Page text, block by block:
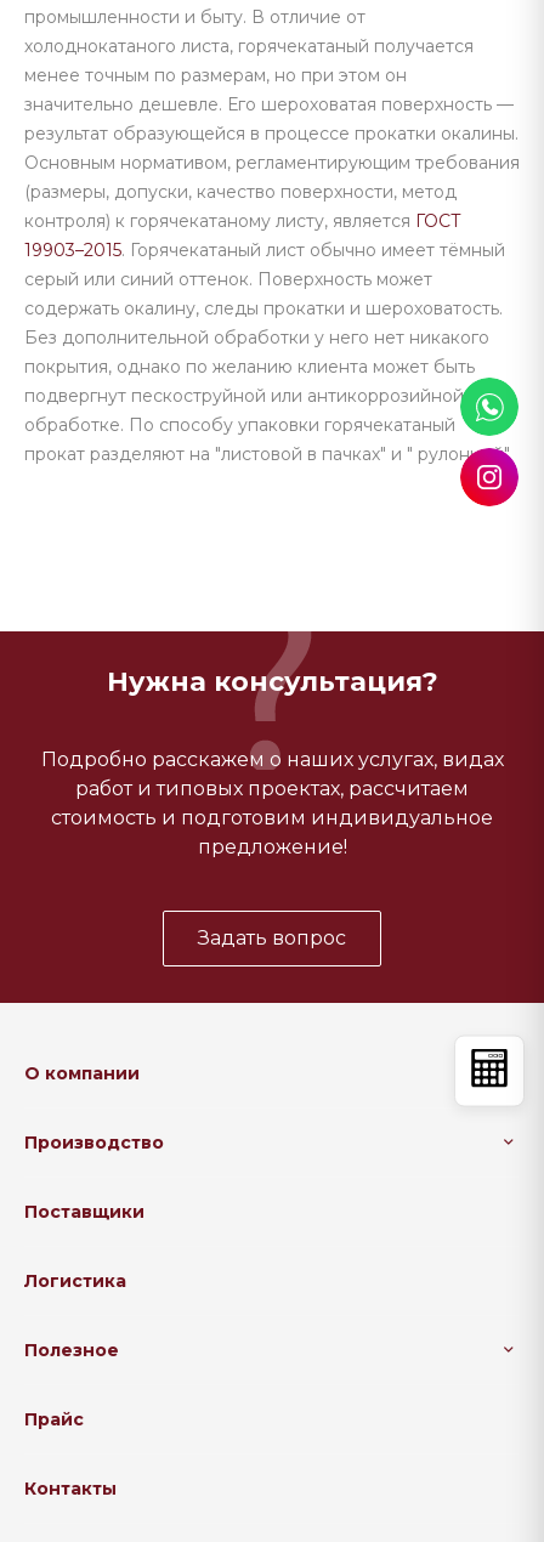
промышленности и быту. В отличие от
холоднокатаного листа, горячекатаный получается
менее точным по размерам, но при этом он
значительно дешевле. Его шероховатая поверхность —
результат образующейся в процессе прокатки окалины.
Основным нормативом, регламентирующим требования
(размеры, допуски, качество поверхности, метод
контроля) к горячекатаному листу, является ГОСТ
19903–2015. Горячекатаный лист обычно имеет тёмный
серый или синий оттенок. Поверхность может
содержать окалину, следы прокатки и шероховатость.
Без дополнительной обработки у него нет никакого
покрытия, однако по желанию клиента может быть
подвергнут пескоструйной или антикоррозийной
обработке. По способу упаковки горячекатаный
прокат разделяют на "листовой в пачках" и " рулонный".
Нужна консультация?
Подробно расскажем о наших услугах, видах
работ и типовых проектах, рассчитаем
стоимость и подготовим индивидуальное
предложение!
Задать вопрос
О компании
Производство
Поставщики
Логистика
Полезное
Прайс
Контакты